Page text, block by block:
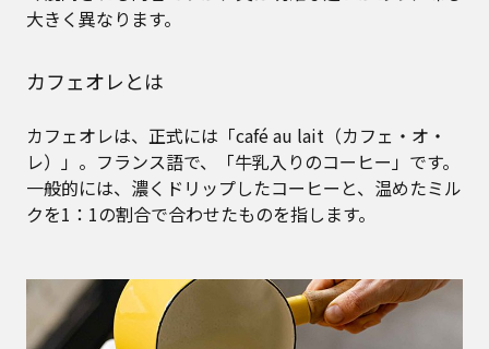
大きく異なります。
カフェオレとは
カフェオレは、正式には「café au lait（カフェ・オ・
レ）」。フランス語で、「牛乳入りのコーヒー」です。
一般的には、濃くドリップしたコーヒーと、温めたミル
クを1：1の割合で合わせたものを指します。